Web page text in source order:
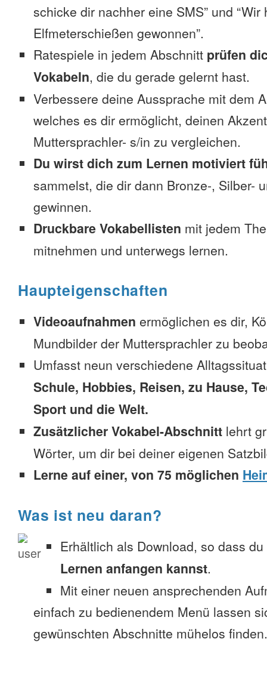
schicke dir nachher eine SMS” und
Elfmeterschießen gewonnen”.
Ratespiele in jedem Abschnitt prüfen
Vokabeln, die du gerade gelernt hast.
Verbessere deine Aussprache mit dem
welches es dir ermöglicht, deinen
Muttersprachler- s/in zu vergleichen.
Du wirst dich zum Lernen motiviert
sammelst, die dir dann Bronze-, Silber-
gewinnen.
Druckbare Vokabellisten mit jedem
mitnehmen und unterwegs lernen.
Haupteigenschaften
Videoaufnahmen ermöglichen es dir,
Mundbilder der Muttersprachler zu
Umfasst neun verschiedene
Schule, Hobbies, Reisen, zu Hause,
Sport und die Welt.
Zusätzlicher Vokabel-Abschnitt lehrt
Wörter, um dir bei deiner eigenen
Lerne auf einer, von 75 möglichen
Was ist neu daran?
Erhältlich als Download, so dass du
Lernen anfangen kannst.
Mit einer neuen ansprechenden
einfach zu bedienendem Menü lassen
gewünschten Abschnitte mühelos finden.